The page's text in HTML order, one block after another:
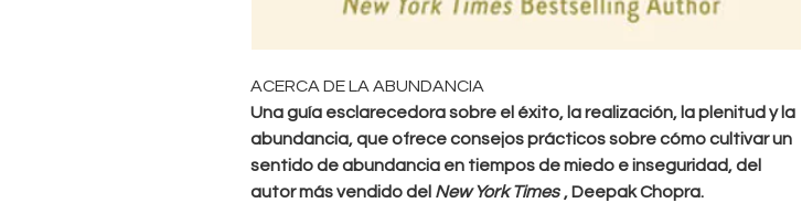
ACERCA DE LA ABUNDANCIA
Una guía esclarecedora sobre el éxito, la realización, la plenitud y la
abundancia, que ofrece consejos prácticos sobre cómo cultivar un
sentido de abundancia en tiempos de miedo e inseguridad, del
autor más vendido del New York Times , Deepak Chopra.